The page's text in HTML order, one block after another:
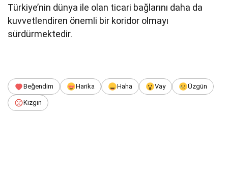
Türkiye’nin dünya ile olan ticari bağlarını daha da
kuvvetlendiren önemli bir koridor olmayı
sürdürmektedir.
Beğendim Harika Haha Vay Üzgün
Kızgın